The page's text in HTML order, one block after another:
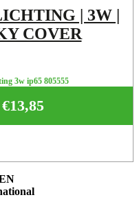
| 3W |
COVER
3w ip65 805555
€13,85